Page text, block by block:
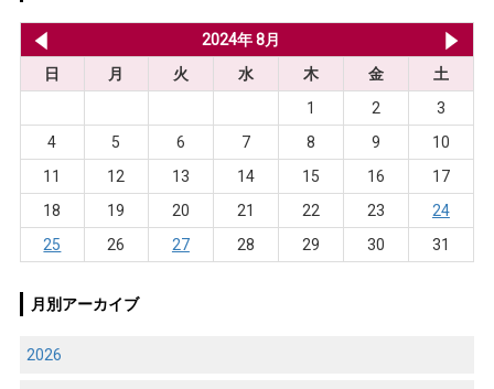
2024年 8月
日
月 火 水 木 金
土
1
2
3
4
5 6 7 8 9
10
11
12 13 14 15 16
17
18
19 20 21 22 23
24
25
26 27 28 29 30 31
月別アーカイブ
2026